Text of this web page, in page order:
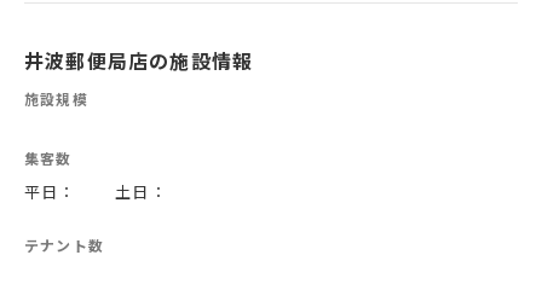
井波郵便局店の施設情報
施設規模
集客数
平日： 土日：
テナント数